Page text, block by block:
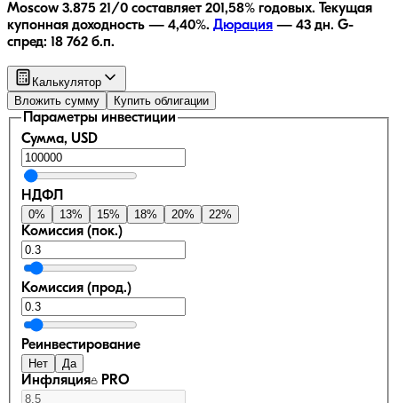
Moscow 3.875 21/0 составляет 201,58% годовых. Текущая
купонная доходность — 4,40%. Дюрация — 43 дн. G-
спред: 18 762 б.п.
Калькулятор
Вложить сумму
Купить облигации
Параметры инвестиции
Сумма, USD
НДФЛ
0% 13% 15% 18% 20% 22%
Комиссия (пок.)
Комиссия (прод.)
Реинвестирование
Нет Да
Инфляция PRO